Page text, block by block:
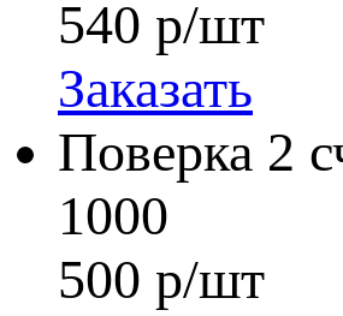
540 р/шт
Заказать
Поверка 2
1000
500 р/шт